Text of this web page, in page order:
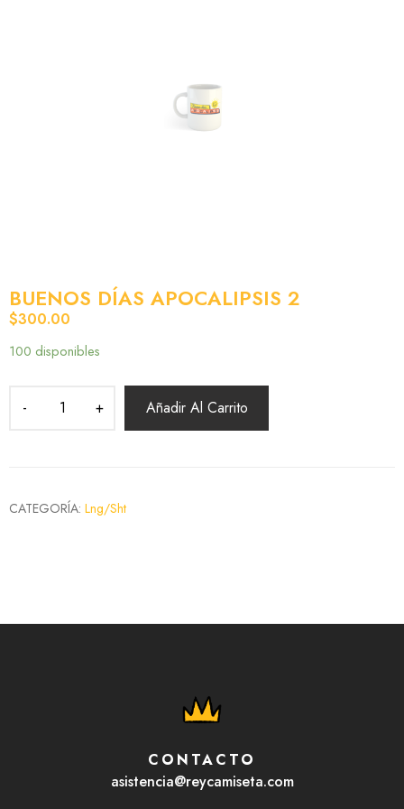
BUENOS DÍAS APOCALIPSIS 2
$300.00
100 disponibles
Añadir Al Carrito
CATEGORÍA: Lng/Sht
CONTACTO
asistencia@reycamiseta.com